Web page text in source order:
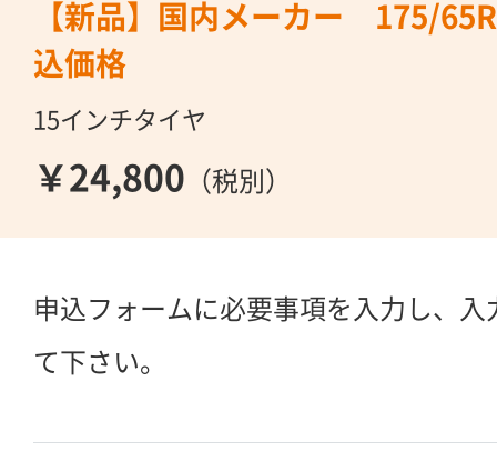
【新品】国内メーカー 175/
込価格
15インチタイヤ
￥24,800 （税別）
申込フォームに必要事項を入力し、
て下さい。